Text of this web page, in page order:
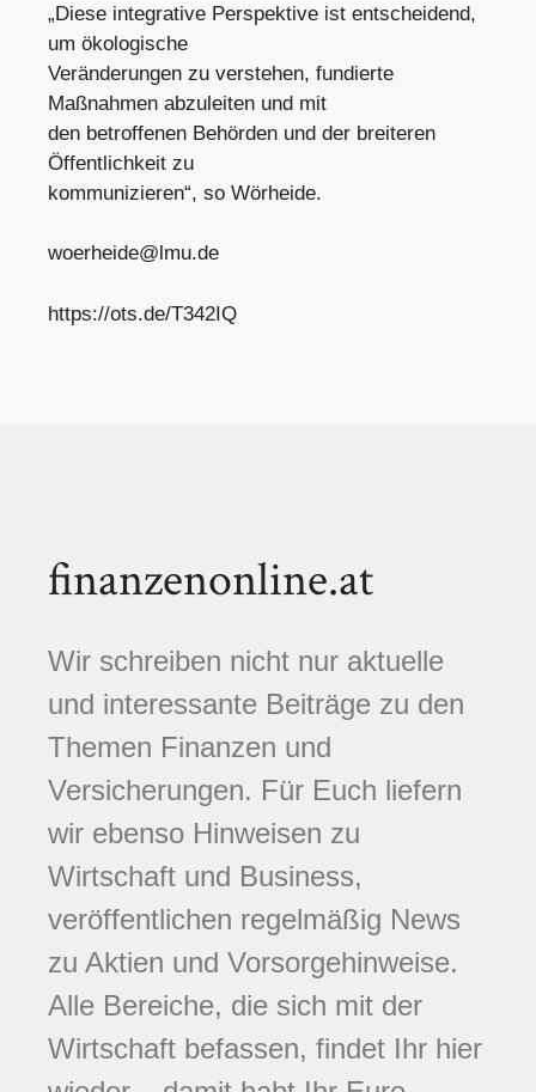
„Diese integrative Perspektive ist entscheidend,
um ökologische
Veränderungen zu verstehen, fundierte
Maßnahmen abzuleiten und mit
den betroffenen Behörden und der breiteren
Öffentlichkeit zu
kommunizieren“, so Wörheide.
woerheide@lmu.de
https://ots.de/T342IQ
finanzenonline.at
Wir schreiben nicht nur aktuelle
und interessante Beiträge zu den
Themen Finanzen und
Versicherungen. Für Euch liefern
wir ebenso Hinweisen zu
Wirtschaft und Business,
veröffentlichen regelmäßig News
zu Aktien und Vorsorgehinweise.
Alle Bereiche, die sich mit der
Wirtschaft befassen, findet Ihr hier